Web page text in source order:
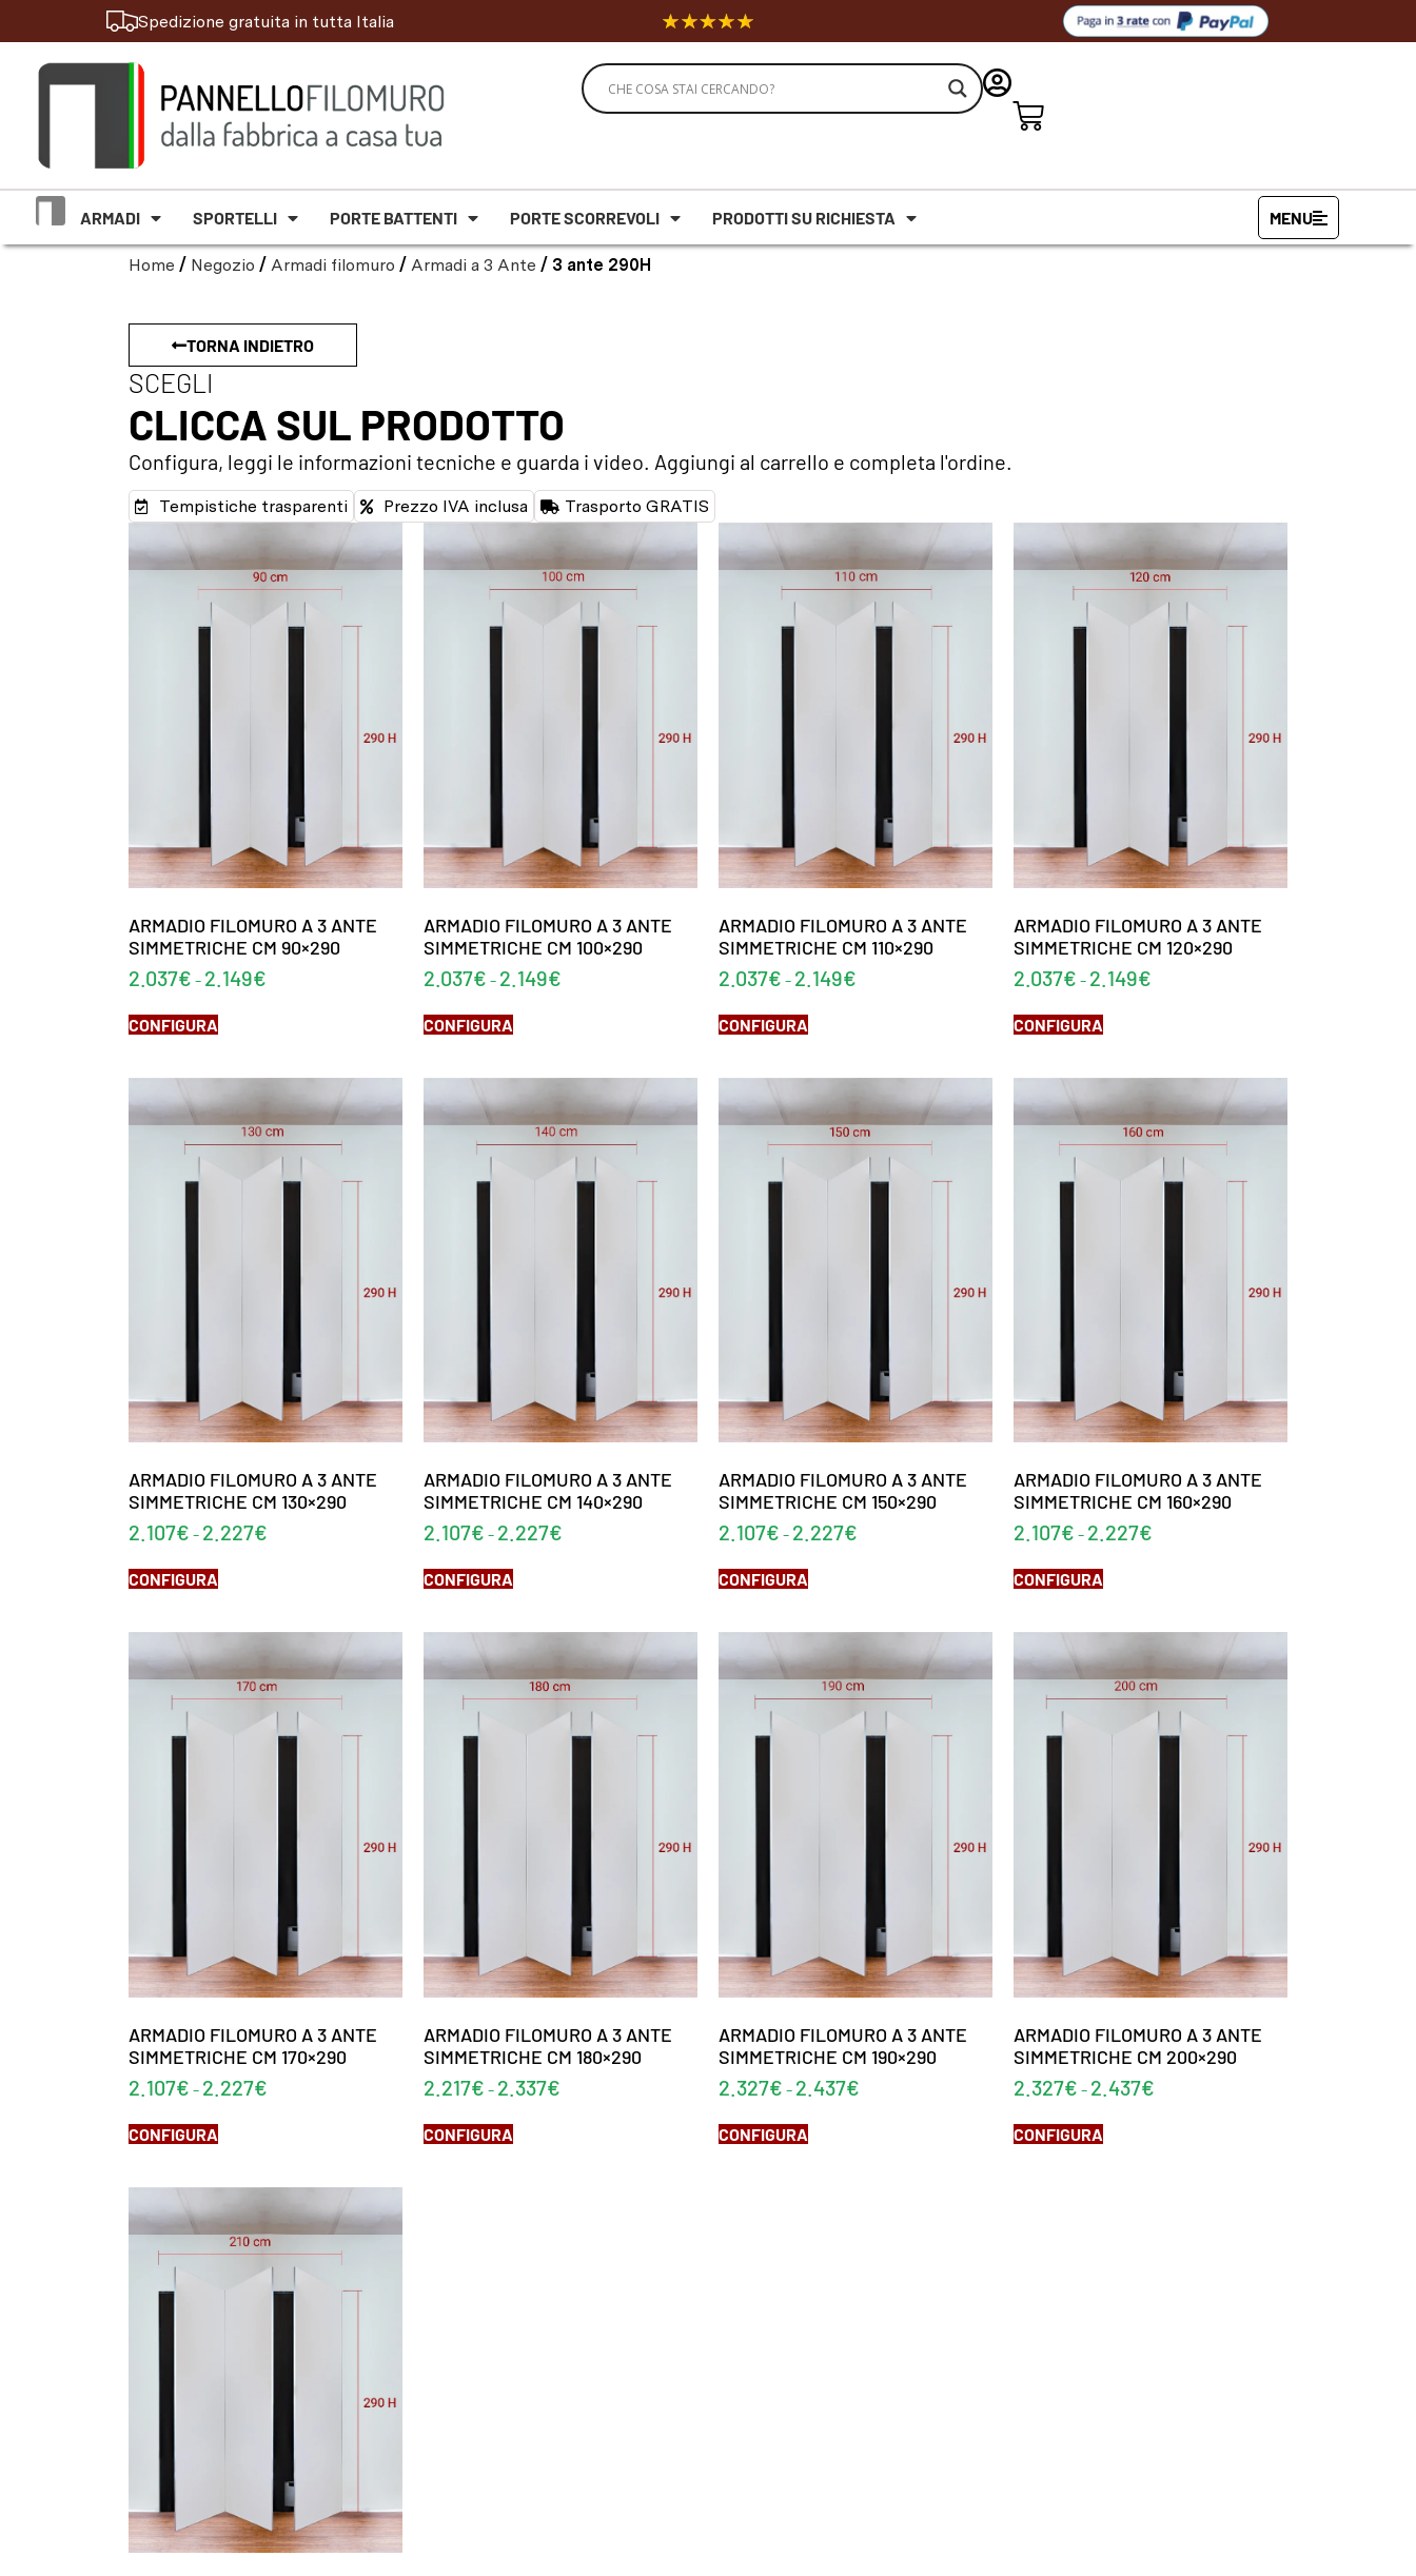
Spedizione gratuita in tutta Italia
ARMADI SPORTELLI PORTE BATTENTI PORTE SCORREVOLI PRODOTTI SU RICHIESTA MENU
Home / Negozio / Armadi filomuro / Armadi a 3 Ante / 3 ante 290H
TORNA INDIETRO
SCEGLI
CLICCA SUL PRODOTTO
Configura, leggi le informazioni tecniche e guarda i video. Aggiungi al carrello e completa l'ordine.
Tempistiche trasparenti Prezzo IVA inclusa Trasporto GRATIS
ARMADIO FILOMURO A 3 ANTE
SIMMETRICHE CM 90×290
2.037€ - 2.149€
CONFIGURA
ARMADIO FILOMURO A 3 ANTE
SIMMETRICHE CM 100×290
2.037€ - 2.149€
CONFIGURA
ARMADIO FILOMURO A 3 ANTE
SIMMETRICHE CM 110×290
2.037€ - 2.149€
CONFIGURA
ARMADIO FILOMURO A 3 ANTE
SIMMETRICHE CM 120×290
2.037€ - 2.149€
CONFIGURA
ARMADIO FILOMURO A 3 ANTE
SIMMETRICHE CM 130×290
2.107€ - 2.227€
CONFIGURA
ARMADIO FILOMURO A 3 ANTE
SIMMETRICHE CM 140×290
2.107€ - 2.227€
CONFIGURA
ARMADIO FILOMURO A 3 ANTE
SIMMETRICHE CM 150×290
2.107€ - 2.227€
CONFIGURA
ARMADIO FILOMURO A 3 ANTE
SIMMETRICHE CM 160×290
2.107€ - 2.227€
CONFIGURA
ARMADIO FILOMURO A 3 ANTE
SIMMETRICHE CM 170×290
2.107€ - 2.227€
CONFIGURA
ARMADIO FILOMURO A 3 ANTE
SIMMETRICHE CM 180×290
2.217€ - 2.337€
CONFIGURA
ARMADIO FILOMURO A 3 ANTE
SIMMETRICHE CM 190×290
2.327€ - 2.437€
CONFIGURA
ARMADIO FILOMURO A 3 ANTE
SIMMETRICHE CM 200×290
2.327€ - 2.437€
CONFIGURA